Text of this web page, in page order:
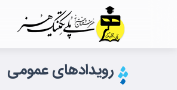
رویدادهای عمومی